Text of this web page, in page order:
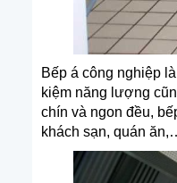
Bếp á công nghiệp
kiệm năng lượng
chín và ngon đều,
khách sạn, quán